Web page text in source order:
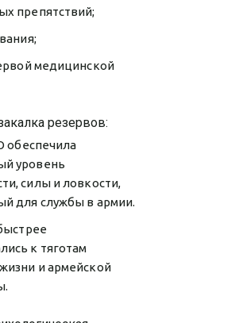
препятствий;
медицинской
резервов:
обеспечила
уровень
силы и ловкости,
для службы в армии.
к тяготам
и армейской